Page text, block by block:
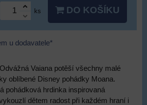
ks DO KOŠÍKU
u dodavatele*
Vaiana potěší všechny malé
oblíbené Disney pohádky Moana.
pohádková hrdinka inspirovaná
dětem radost při každém hraní i